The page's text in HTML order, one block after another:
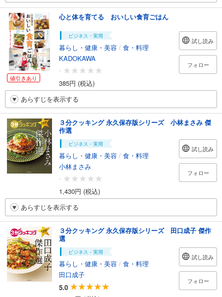
値引きあり
心と体を育てる おいしい食育ごはん
ビジネス・実用
暮らし・健康・美容 / 食・料理
KADOKAWA
-
385円 (税込)
試し読み
フォロー
あらすじを表示する
３分クッキング 永久保存版シリーズ 小林まさみ 傑
作選
ビジネス・実用
暮らし・健康・美容 / 食・料理
小林まさみ
-
1,430円 (税込)
試し読み
フォロー
あらすじを表示する
３分クッキング 永久保存版シリーズ 田口成子 傑作
選
ビジネス・実用
暮らし・健康・美容 / 食・料理
田口成子
5.0
試し読み
フォロー